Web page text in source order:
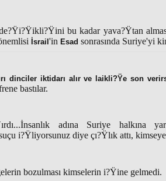
bu kadar yava?Ÿtan
İsrail 'in Esad sonrasında Suriye'yi
dinciler iktidarı alır ve laikli?Ÿe son
bastılar.
adına Suriye halkına
i?Ÿliyorsunuz diye çı?Ÿlık attı,
bozulması kimselerin i?Ÿine gelmedi.